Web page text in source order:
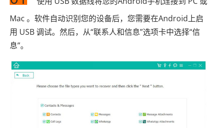
Mac 。软件自动识别您的设备后，您需要在Android上启
用 USB 调试。然后，从“联系人和信息”选项卡中选择“信
息”。